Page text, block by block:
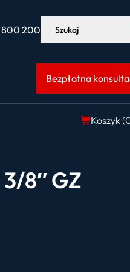
800 200 Szukaj
Bezpłatna
Koszyk (
8″ GZ